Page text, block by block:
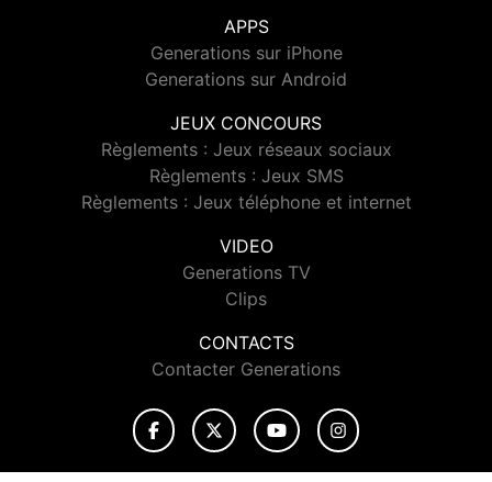
APPS
Generations sur iPhone
Generations sur Android
JEUX CONCOURS
Règlements : Jeux réseaux sociaux
Règlements : Jeux SMS
Règlements : Jeux téléphone et internet
VIDEO
Generations TV
Clips
CONTACTS
Contacter Generations